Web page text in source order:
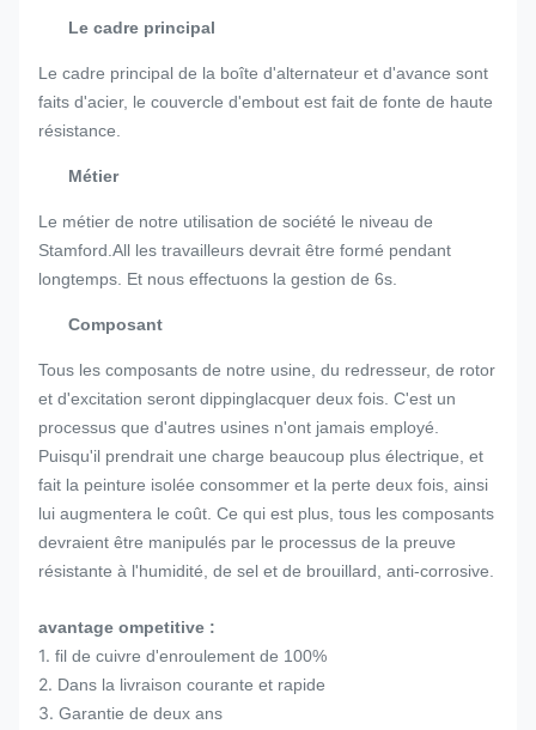
Le cadre principal
Le cadre principal de la boîte d'alternateur et d'avance sont
faits d'acier, le couvercle d'embout est fait de fonte de haute
résistance.
Métier
Le métier de notre utilisation de société le niveau de
Stamford.All les travailleurs devrait être formé pendant
longtemps. Et nous effectuons la gestion de 6s.
Composant
Tous les composants de notre usine, du redresseur, de rotor
et d'excitation seront dippinglacquer deux fois. C'est un
processus que d'autres usines n'ont jamais employé.
Puisqu'il prendrait une charge beaucoup plus électrique, et
fait la peinture isolée consommer et la perte deux fois, ainsi
lui augmentera le coût. Ce qui est plus, tous les composants
devraient être manipulés par le processus de la preuve
résistante à l'humidité, de sel et de brouillard, anti-corrosive.
avantage ompetitive :
1. fil de cuivre d'enroulement de 100%
2. Dans la livraison courante et rapide
3. Garantie de deux ans